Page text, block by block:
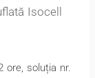
Isocell
ore, soluția nr.